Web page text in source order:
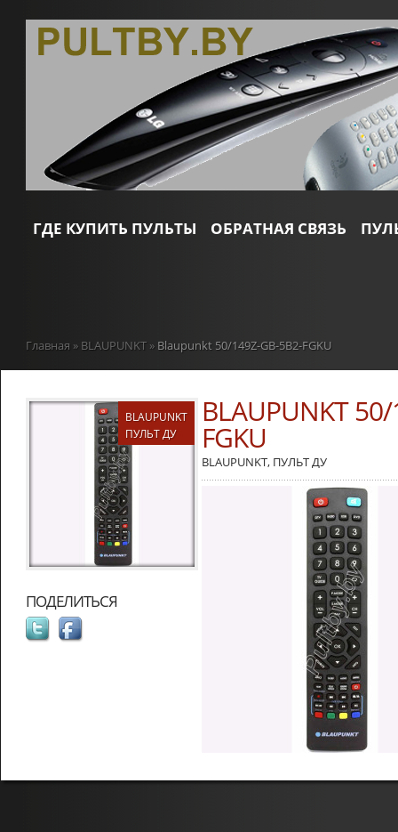
ГДЕ КУПИТЬ ПУЛЬТЫ ОБРАТНАЯ СВЯЗЬ
Главная » BLAUPUNKT » Blaupunkt 50/149Z-GB-5B2-FGKU
BLAUPUNKT
ПУЛЬТ ДУ
ПОДЕЛИТЬСЯ
BLAUPUNKT
FGKU
BLAUPUNKT, ПУЛЬТ ДУ